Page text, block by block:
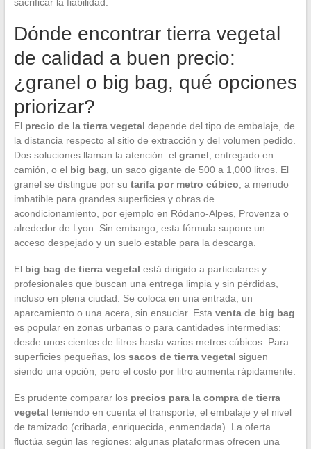
Dónde encontrar tierra vegetal
de calidad a buen precio:
¿granel o big bag, qué opciones
priorizar?
El precio de la tierra vegetal depende del tipo de embalaje, de
la distancia respecto al sitio de extracción y del volumen pedido.
Dos soluciones llaman la atención: el granel , entregado en
camión, o el big bag , un saco gigante de 500 a 1,000 litros. El
granel se distingue por su tarifa por metro cúbico , a menudo
imbatible para grandes superficies y obras de
acondicionamiento, por ejemplo en Ródano-Alpes, Provenza o
alrededor de Lyon. Sin embargo, esta fórmula supone un
acceso despejado y un suelo estable para la descarga.
El big bag de tierra vegetal está dirigido a particulares y
profesionales que buscan una entrega limpia y sin pérdidas,
incluso en plena ciudad. Se coloca en una entrada, un
aparcamiento o una acera, sin ensuciar. Esta venta de big bag
es popular en zonas urbanas o para cantidades intermedias:
desde unos cientos de litros hasta varios metros cúbicos. Para
superficies pequeñas, los sacos de tierra vegetal siguen
siendo una opción, pero el costo por litro aumenta rápidamente.
Es prudente comparar los precios para la compra de tierra
vegetal teniendo en cuenta el transporte, el embalaje y el nivel
de tamizado (cribada, enriquecida, enmendada). La oferta
fluctúa según las regiones: algunas plataformas ofrecen una